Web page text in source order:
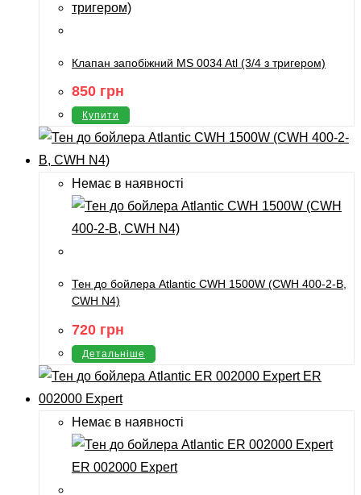
Клапан запобіжний MS 0034 Atl (3/4 з тригером)
850 грн
Купити
Немає в наявності
Тен до бойлера Atlantic CWH 1500W (CWH 400-2-B,
CWH N4)
720 грн
Детальніше
Немає в наявності